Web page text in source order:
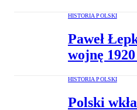
HISTORIA POLSKI
Paweł
wojnę
HISTORIA POLSKI
Polski